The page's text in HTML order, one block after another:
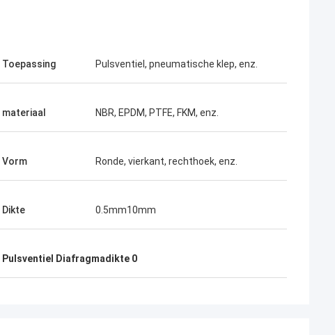
Toepassing Pulsventiel, pneumatische klep, enz.
materiaal NBR, EPDM, PTFE, FKM, enz.
Vorm Ronde, vierkant, rechthoek, enz.
Dikte 0.5mm10mm
Pulsventiel Diafragmadikte 0